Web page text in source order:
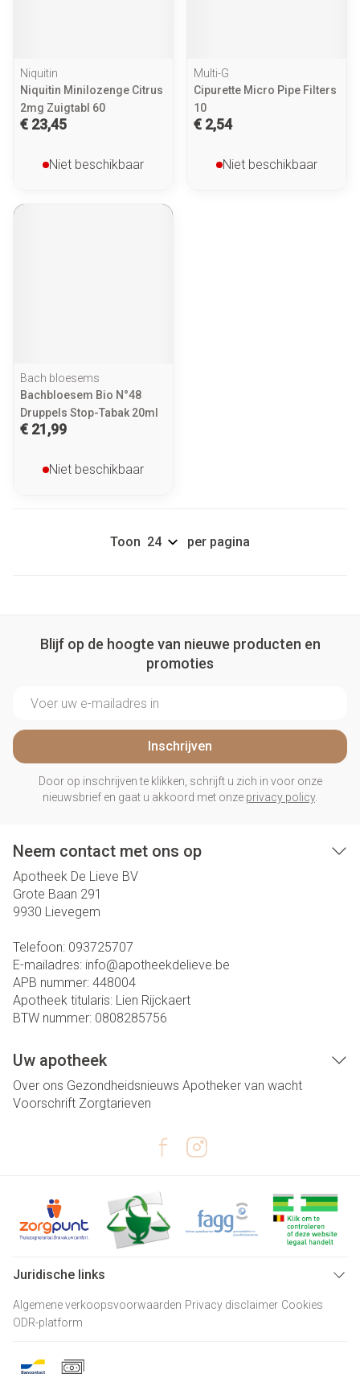
Niquitin
Niquitin Minilozenge Citrus
2mg Zuigtabl 60
€ 23,45
Niet beschikbaar
Multi-G
Cipurette Micro Pipe Filters
10
€ 2,54
Niet beschikbaar
Bach bloesems
Bachbloesem Bio N°48
Druppels Stop-Tabak 20ml
€ 21,99
Niet beschikbaar
Toon per pagina
Blijf op de hoogte van nieuwe producten en
promoties
Inschrijven
Door op inschrijven te klikken, schrijft u zich in voor onze
nieuwsbrief en gaat u akkoord met onze privacy policy.
Neem contact met ons op
Apotheek De Lieve BV
Grote Baan 291
9930 Lievegem
Telefoon: 093725707
E-mailadres: info@apotheekdelieve.be
APB nummer: 448004
Apotheek titularis: Lien Rijckaert
BTW nummer: 0808285756
Uw apotheek
Over ons Gezondheidsnieuws Apotheker van wacht
Voorschrift Zorgtarieven
Juridische links
Algemene verkoopsvoorwaarden Privacy disclaimer Cookies
ODR-platform